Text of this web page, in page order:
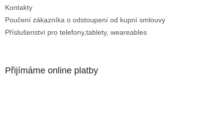
Kontakty
Poučení zákazníka o odstoupení od kupní smlouvy
Příslušenství pro telefony,tablety, weareables
Přijímáme online platby